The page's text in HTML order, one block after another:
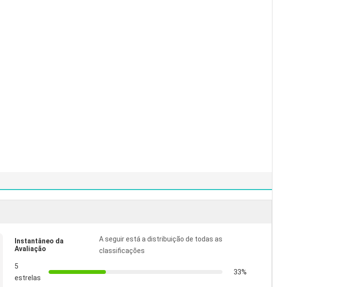
Instantâneo da
Avaliação
A seguir está a distribuição de todas as
classificações
5
estrelas
33%